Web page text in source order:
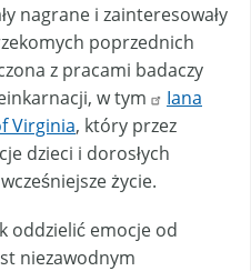
nagrane i zainteresowały
poprzednich
z pracami badaczy
w tym
Iana
Virginia, który przez
dzieci i dorosłych
życie.
oddzielić emocje od
niezawodnym